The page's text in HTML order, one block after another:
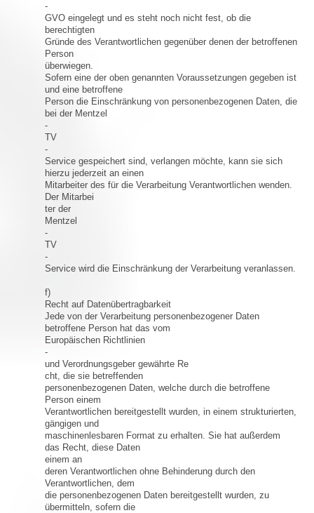
-
GVO eingelegt und es steht noch nicht fest, ob die
berechtigten
Gründe des Verantwortlichen gegenüber denen der betroffenen
Person
überwiegen.
Sofern eine der oben genannten Voraussetzungen gegeben ist
und eine betroffene
Person die Einschränkung von personenbezogenen Daten, die
bei der Mentzel
-
TV
-
Service gespeichert sind, verlangen möchte, kann sie sich
hierzu jederzeit an einen
Mitarbeiter des für die Verarbeitung Verantwortlichen wenden.
Der Mitarbei
ter der
Mentzel
-
TV
-
Service wird die Einschränkung der Verarbeitung veranlassen.
f)
Recht auf Datenübertragbarkeit
Jede von der Verarbeitung personenbezogener Daten
betroffene Person hat das vom
Europäischen Richtlinien
-
und Verordnungsgeber gewährte Re
cht, die sie betreffenden
personenbezogenen Daten, welche durch die betroffene
Person einem
Verantwortlichen bereitgestellt wurden, in einem strukturierten,
gängigen und
maschinenlesbaren Format zu erhalten. Sie hat außerdem
das Recht, diese Daten
einem an
deren Verantwortlichen ohne Behinderung durch den
Verantwortlichen, dem
die personenbezogenen Daten bereitgestellt wurden, zu
übermitteln, sofern die